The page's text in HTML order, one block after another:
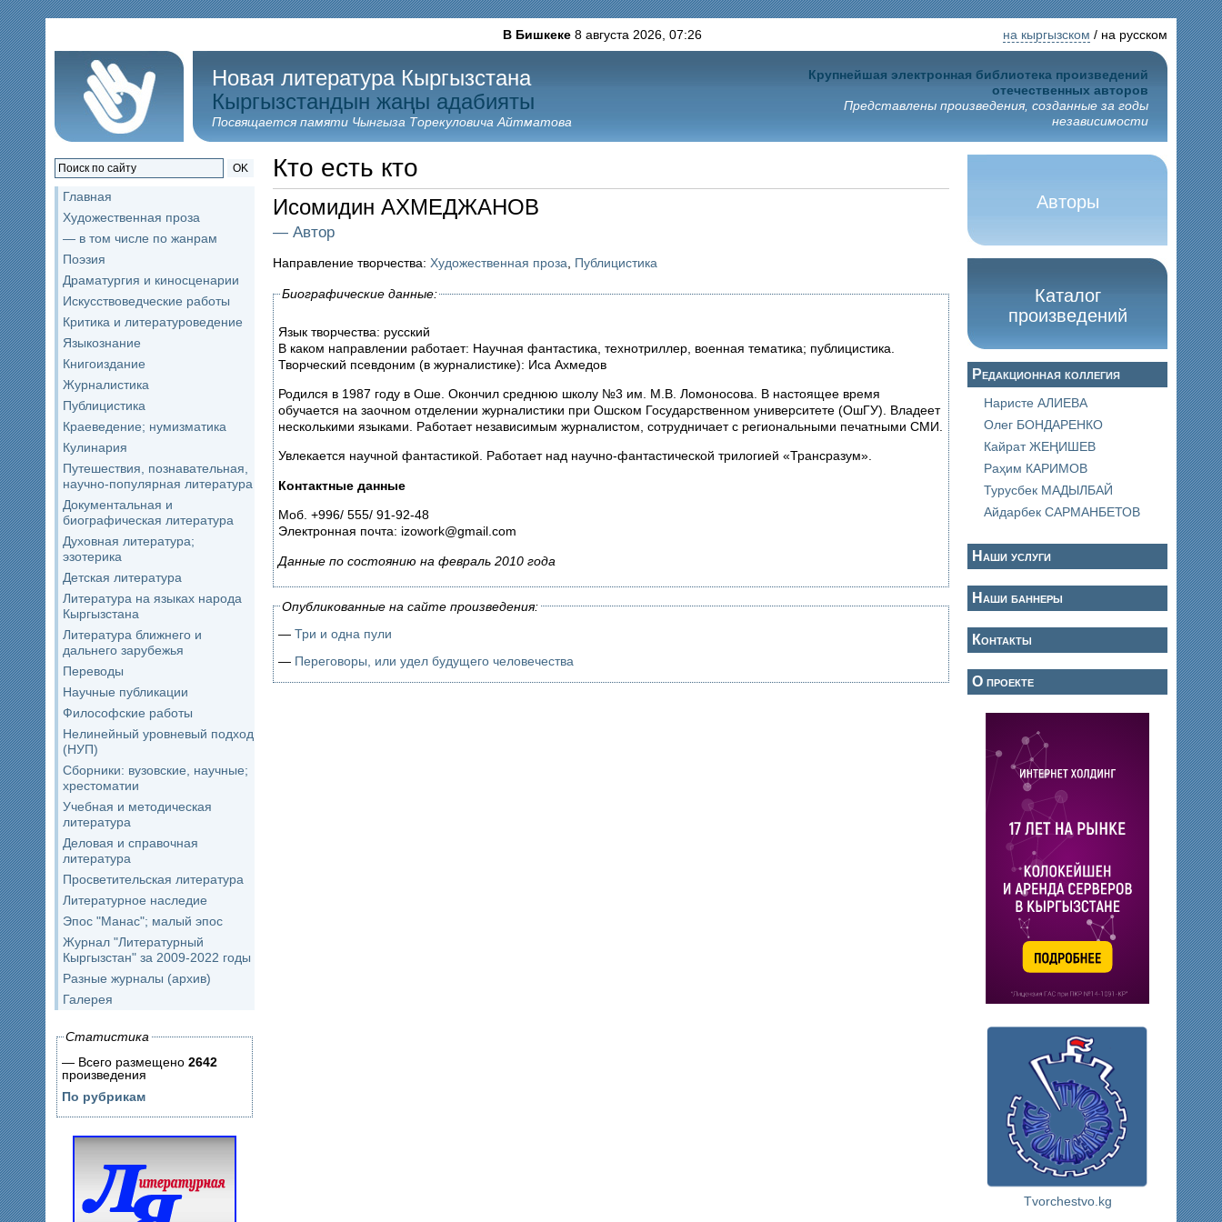
В Бишкеке8 августа 2026, 07:26 на кыргызском / на русском
Новая литература Кыргызстана
Кыргызстандын жаңы адабияты
Посвящается памяти Чынгыза Торекуловича Айтматова
Крупнейшая электронная библиотека произведений
отечественных авторов
Представлены произведения, созданные за годы
независимости
OK
Главная
Художественная проза
— в том числе по жанрам
Поэзия
Драматургия и киносценарии
Искусствоведческие работы
Критика и литературоведение
Языкознание
Книгоиздание
Журналистика
Публицистика
Краеведение; нумизматика
Кулинария
Путешествия, познавательная,
научно-популярная литература
Документальная и
биографическая литература
Духовная литература;
эзотерика
Детская литература
Литература на языках народа
Кыргызстана
Литература ближнего и
дальнего зарубежья
Переводы
Научные публикации
Философские работы
Нелинейный уровневый подход
(НУП)
Сборники: вузовские, научные;
хрестоматии
Учебная и методическая
литература
Деловая и справочная
литература
Просветительская литература
Литературное наследие
Эпос "Манас"; малый эпос
Журнал "Литературный
Кыргызстан" за 2009-2022 годы
Разные журналы (архив)
Галерея
Статистика
— Всего размещено 2642
произведения
По рубрикам
Кто есть кто
Исомидин АХМЕДЖАНОВ
— Автор
Направление творчества: Художественная проза Публицистика
Биографические данные:
Язык творчества: русский
В каком направлении работает: Научная фантастика, технотриллер, военная тематика; публицистика.
Творческий псевдоним (в журналистике): Иса Ахмедов
Родился в 1987 году в Оше. Окончил среднюю школу №3 им. М.В. Ломоносова. В настоящее время
обучается на заочном отделении журналистики при Ошском Государственном университете (ОшГУ). Владеет
несколькими языками. Работает независимым журналистом, сотрудничает с региональными печатными СМИ.
Увлекается научной фантастикой. Работает над научно-фантастической трилогией «Трансразум».
Контактные данные
Моб. +996/ 555/ 91-92-48
Электронная почта: izowork@gmail.com
Данные по состоянию на февраль 2010 года
Опубликованные на сайте произведения:
— Три и одна пули
— Переговоры, или удел будущего человечества
Авторы
Каталог
произведений
Редакционная коллегия
Наристе АЛИЕВА
Олег БОНДАРЕНКО
Кайрат ЖЕҢИШЕВ
Раҳим КАРИМОВ
Турусбек МАДЫЛБАЙ
Айдарбек САРМАНБЕТОВ
Наши услуги
Наши баннеры
Контакты
О проекте
Tvorchestvo.kg